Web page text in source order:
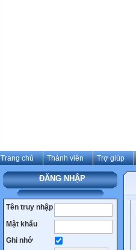
Trang chủ Thành viên Trợ giúp
ĐĂNG NHẬP
Tên truy nhập
Mật khẩu
Ghi nhớ